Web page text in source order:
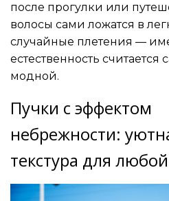
после прогулки или
волосы сами ложатся в
случайные плетения —
естественность считается
модной.
Пучки с эффектом
небрежности:
текстура для